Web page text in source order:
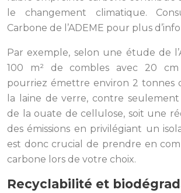
le changement climatique.
Carbone de l’ADEME pour plus
Par exemple, selon une étude de
100 m² de combles avec 20 cm
pourriez émettre environ 2 tonnes
la laine de verre, contre
de la ouate de cellulose, soit une
des émissions en privilégiant un
est donc crucial de prendre en
carbone lors de votre choix.
Recyclabilité et